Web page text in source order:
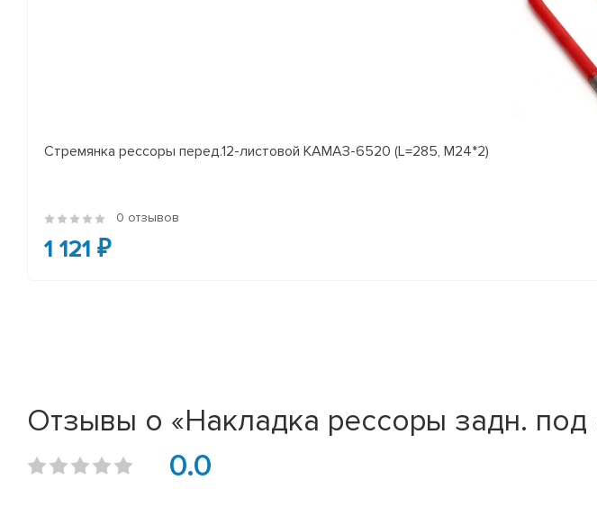
Стремянка рессоры перед.12-листовой КАМАЗ-6520 (L=285, М24*2)
0 отзывов
1 121 ₽
Отзывы о «Накладка рессоры задн.
0.0